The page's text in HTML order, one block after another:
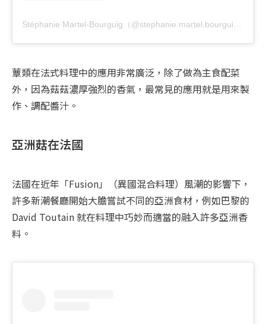
蕈類在法式料理中的應用非常廣泛，除了做為主食配菜
外，因為菇菇濃厚強烈的香氣，最常見的應用就是用來製
作、調配醬汁。
亞洲菇在法國
法國在近年「Fusion」（異國混合料理）風潮的影響下，
許多新潮餐廳開始大膽嘗試不同的亞洲食材，例如巴黎的
David Toutain 就在料理中巧妙而適當的融入許多亞洲香
料。